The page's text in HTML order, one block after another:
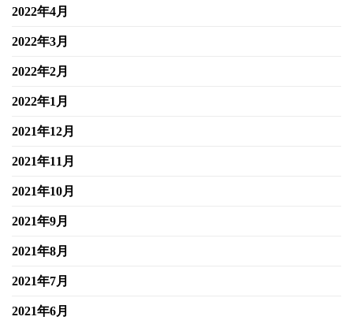
2022年4月
2022年3月
2022年2月
2022年1月
2021年12月
2021年11月
2021年10月
2021年9月
2021年8月
2021年7月
2021年6月